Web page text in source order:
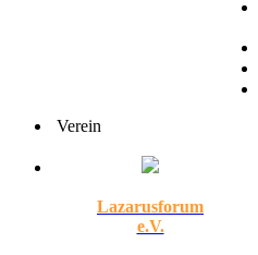
Verein
Lazarusforum
e.V.